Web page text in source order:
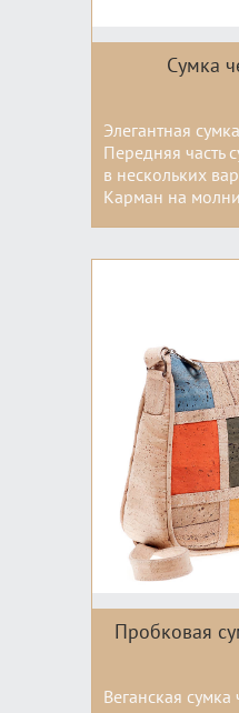
Сумка
Элегантная
Передняя часть
в нескольких
Карман на
Цвета:
Пробковая
Веганская сумка